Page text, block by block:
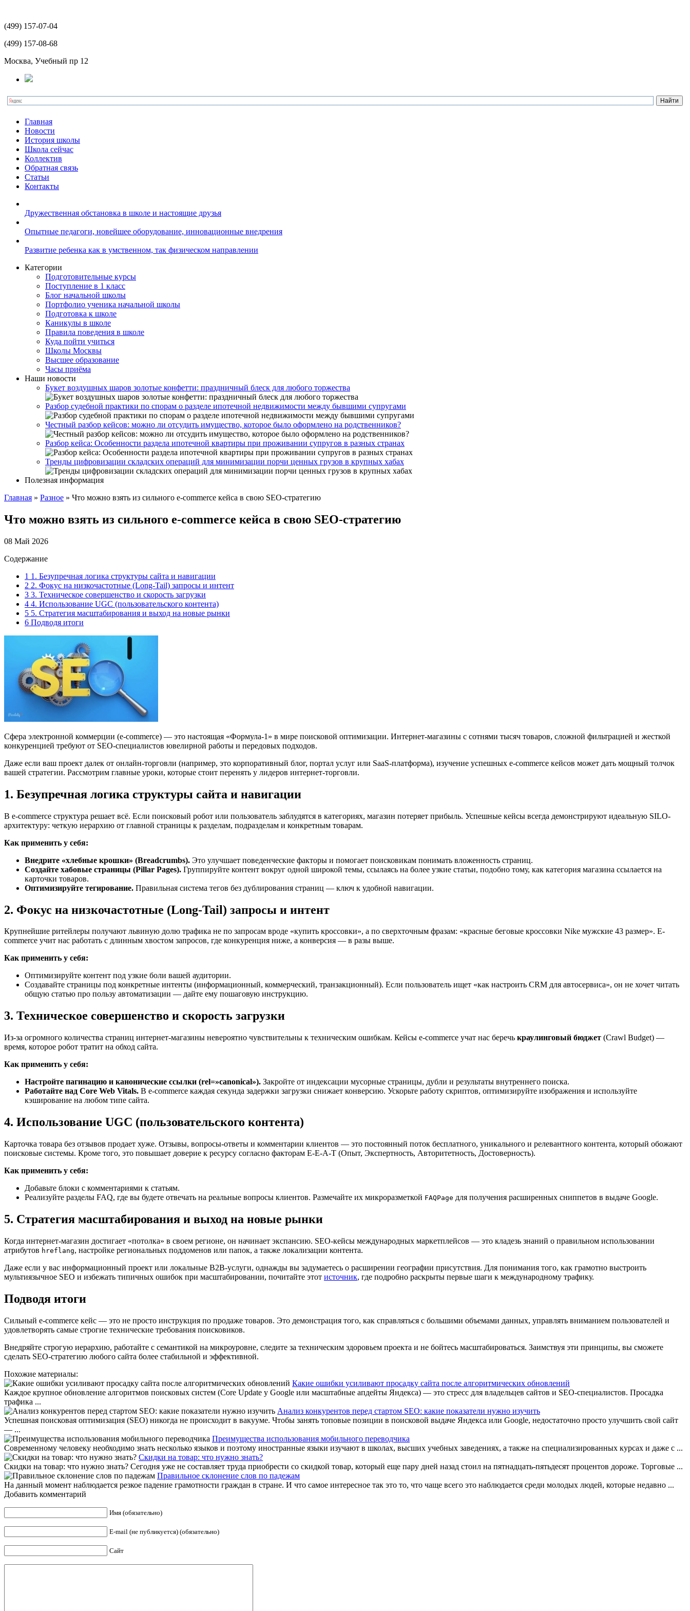
(499) 157-07-04
(499) 157-08-68
Москва, Учебный пр 12
Главная
Новости
История школы
Школа сейчас
Коллектив
Обратная связь
Статьи
Контакты
Дружественная обстановка в школе и настоящие друзья
Опытные педагоги, новейшее оборудование, инновационные внедрения
Развитие ребенка как в умственном, так физическом направлении
Категории
Подготовительные курсы
Поступление в 1 класс
Блог начальной школы
Портфолио ученика начальной школы
Подготовка к школе
Каникулы в школе
Правила поведения в школе
Куда пойти учиться
Школы Москвы
Высшее образование
Часы приёма
Наши новости
Букет воздушных шаров золотые конфетти: праздничный блеск для любого торжества
Разбор судебной практики по спорам о разделе ипотечной недвижимости между бывшими супругами
Честный разбор кейсов: можно ли отсудить имущество, которое было оформлено на родственников?
Разбор кейса: Особенности раздела ипотечной квартиры при проживании супругов в разных странах
Тренды цифровизации складских операций для минимизации порчи ценных грузов в крупных хабах
Полезная информация
Главная » Разное » Что можно взять из сильного e-commerce кейса в свою SEO-стратегию
Что можно взять из сильного e-commerce кейса в свою SEO-стратегию
08 Май 2026
Содержание
1 1. Безупречная логика структуры сайта и навигации
2 2. Фокус на низкочастотные (Long-Tail) запросы и интент
3 3. Техническое совершенство и скорость загрузки
4 4. Использование UGC (пользовательского контента)
5 5. Стратегия масштабирования и выход на новые рынки
6 Подводя итоги
Сфера электронной коммерции (e-commerce) — это настоящая «Формула-1» в мире поисковой оптимизации. Интернет-магазины с сотнями тысяч товаров, сложной фильтрацией и жесткой
конкуренцией требуют от SEO-специалистов ювелирной работы и передовых подходов.
Даже если ваш проект далек от онлайн-торговли (например, это корпоративный блог, портал услуг или SaaS-платформа), изучение успешных e-commerce кейсов может дать мощный толчок
вашей стратегии. Рассмотрим главные уроки, которые стоит перенять у лидеров интернет-торговли.
1. Безупречная логика структуры сайта и навигации
В e-commerce структура решает всё. Если поисковый робот или пользователь заблудятся в категориях, магазин потеряет прибыль. Успешные кейсы всегда демонстрируют идеальную SILO-
архитектуру: четкую иерархию от главной страницы к разделам, подразделам и конкретным товарам.
Как применить у себя:
Внедрите «хлебные крошки» (Breadcrumbs). Это улучшает поведенческие факторы и помогает поисковикам понимать вложенность страниц.
Создайте хабовые страницы (Pillar Pages). Группируйте контент вокруг одной широкой темы, ссылаясь на более узкие статьи, подобно тому, как категория магазина ссылается на
карточки товаров.
Оптимизируйте тегирование. Правильная система тегов без дублирования страниц — ключ к удобной навигации.
2. Фокус на низкочастотные (Long-Tail) запросы и интент
Крупнейшие ритейлеры получают львиную долю трафика не по запросам вроде «купить кроссовки», а по сверхточным фразам: «красные беговые кроссовки Nike мужские 43 размер». E-
commerce учит нас работать с длинным хвостом запросов, где конкуренция ниже, а конверсия — в разы выше.
Как применить у себя:
Оптимизируйте контент под узкие боли вашей аудитории.
Создавайте страницы под конкретные интенты (информационный, коммерческий, транзакционный). Если пользователь ищет «как настроить CRM для автосервиса», он не хочет читать
общую статью про пользу автоматизации — дайте ему пошаговую инструкцию.
3. Техническое совершенство и скорость загрузки
Из-за огромного количества страниц интернет-магазины невероятно чувствительны к техническим ошибкам. Кейсы e-commerce учат нас беречь краулинговый бюджет (Crawl Budget) —
время, которое робот тратит на обход сайта.
Как применить у себя:
Настройте пагинацию и канонические ссылки (rel=»canonical»). Закройте от индексации мусорные страницы, дубли и результаты внутреннего поиска.
Работайте над Core Web Vitals. В e-commerce каждая секунда задержки загрузки снижает конверсию. Ускорьте работу скриптов, оптимизируйте изображения и используйте
кэширование на любом типе сайта.
4. Использование UGC (пользовательского контента)
Карточка товара без отзывов продает хуже. Отзывы, вопросы-ответы и комментарии клиентов — это постоянный поток бесплатного, уникального и релевантного контента, который обожают
поисковые системы. Кроме того, это повышает доверие к ресурсу согласно факторам E-E-A-T (Опыт, Экспертность, Авторитетность, Достоверность).
Как применить у себя:
Добавьте блоки с комментариями к статьям.
Реализуйте разделы FAQ, где вы будете отвечать на реальные вопросы клиентов. Размечайте их микроразметкой FAQPage для получения расширенных сниппетов в выдаче Google.
5. Стратегия масштабирования и выход на новые рынки
Когда интернет-магазин достигает «потолка» в своем регионе, он начинает экспансию. SEO-кейсы международных маркетплейсов — это кладезь знаний о правильном использовании
атрибутов hreflang, настройке региональных поддоменов или папок, а также локализации контента.
Даже если у вас информационный проект или локальные B2B-услуги, однажды вы задумаетесь о расширении географии присутствия. Для понимания того, как грамотно выстроить
мультиязычное SEO и избежать типичных ошибок при масштабировании, почитайте этот источник, где подробно раскрыты первые шаги к международному трафику.
Подводя итоги
Сильный e-commerce кейс — это не просто инструкция по продаже товаров. Это демонстрация того, как справляться с большими объемами данных, управлять вниманием пользователей и
удовлетворять самые строгие технические требования поисковиков.
Внедряйте строгую иерархию, работайте с семантикой на микроуровне, следите за техническим здоровьем проекта и не бойтесь масштабироваться. Заимствуя эти принципы, вы сможете
сделать SEO-стратегию любого сайта более стабильной и эффективной.
Похожие материалы:
Какие ошибки усиливают просадку сайта после алгоритмических обновлений
Каждое крупное обновление алгоритмов поисковых систем (Core Update у Google или масштабные апдейты Яндекса) — это стресс для владельцев сайтов и SEO-специалистов. Просадка
трафика ...
Анализ конкурентов перед стартом SEO: какие показатели нужно изучить
Успешная поисковая оптимизация (SEO) никогда не происходит в вакууме. Чтобы занять топовые позиции в поисковой выдаче Яндекса или Google, недостаточно просто улучшить свой сайт
— ...
Преимущества использования мобильного переводчика
Современному человеку необходимо знать несколько языков и поэтому иностранные языки изучают в школах, высших учебных заведениях, а также на специализированных курсах и даже с ...
Скидки на товар: что нужно знать?
Скидки на товар: что нужно знать? Сегодня уже не составляет труда приобрести со скидкой товар, который еще пару дней назад стоил на пятнадцать-пятьдесят процентов дороже. Торговые ...
Правильное склонение слов по падежам
На данный момент наблюдается резкое падение грамотности граждан в стране. И что самое интересное так это то, что чаще всего это наблюдается среди молодых людей, которые недавно ...
Добавить комментарий
Имя (обязательно)
E-mail (не публикуется) (обязательно)
Сайт